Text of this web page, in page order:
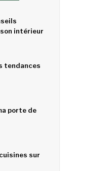
intérieur
tendances
porte de
sur